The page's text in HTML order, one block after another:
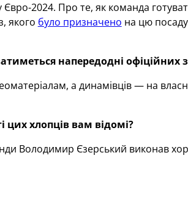
2024. Про те, як команда
якого було призначено на цю
напередодні офіційних
а динамівців — на
цих хлопців вам відомі?
Володимир Єзерський виконав